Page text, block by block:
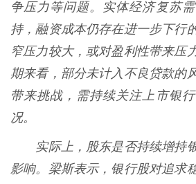
争压力等问题。实体经济复苏
持，融资成本仍存在进一步下行
窄压力较大，或对盈利性带来压
期来看，部分未计入不良贷款的
带来挑战，需持续关注上市银
况。
实际上，股东是否持续增持
影响。梁斯表示，银行股对追求